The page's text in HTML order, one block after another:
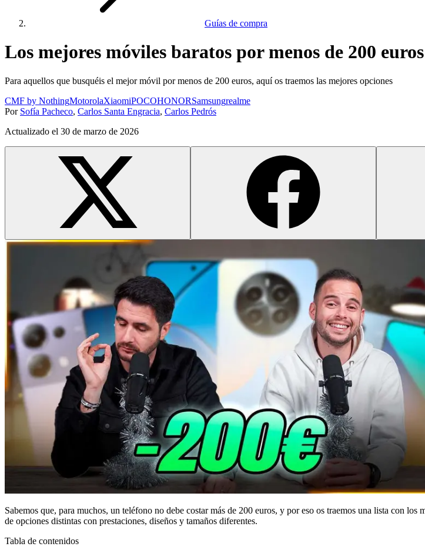
Guías de compra
Los mejores móviles baratos por menos de 200
Para aquellos que busquéis el mejor móvil por menos de 200 euros, aquí os traemos las mejores opciones
CMF by NothingMotorolaXiaomiPOCOHONORSamsungrealme
Por Sofía Pacheco, Carlos Santa Engracia, Carlos Pedrós
Actualizado el 30 de marzo de 2026
Sabemos que, para muchos, un teléfono no debe costar más de 200 euros, y por eso os traemos una lista con
de opciones distintas con prestaciones, diseños y tamaños diferentes.
Tabla de contenidos